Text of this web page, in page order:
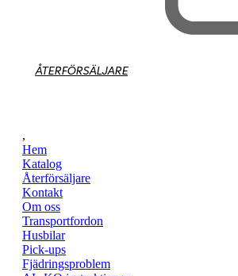
ÅTERFÖRSÄLJARE
,
Hem
Katalog
Återförsäljare
Kontakt
Om oss
Transportfordon
Husbilar
Pick-ups
Fjädringsproblem